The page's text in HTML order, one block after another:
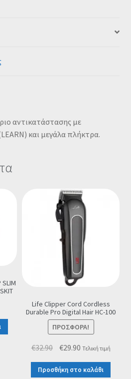
αντικατάστασης με
και μεγάλα πλήκτρα.
Life Clipper Cord Cordless
Durable Pro Digital Hair HC-100
ΠΡΟΣΦΟΡΆ!
€32.90 Original
price
was:
€29.90Η
τρέχουσα
τιμή
Τελική τιμή
Προσθήκη στο καλάθι